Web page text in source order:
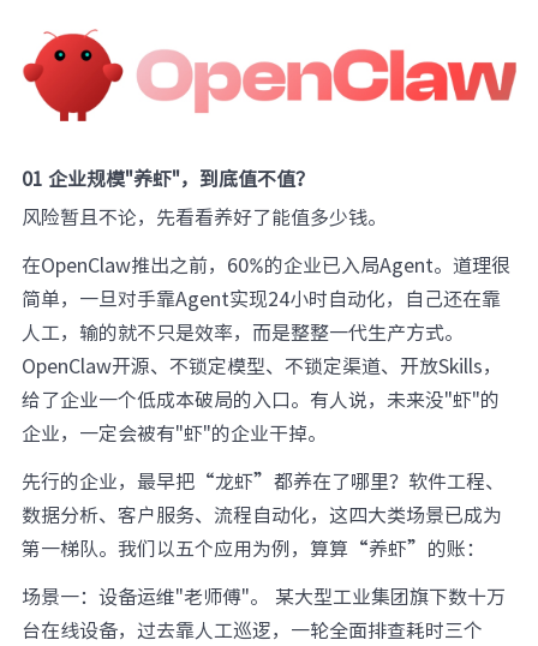
01 企业规模"养虾"，到底值不值？
风险暂且不论，先看看养好了能值多少钱。
在OpenClaw推出之前，60%的企业已入局Agent。道理很
简单，一旦对手靠Agent实现24小时自动化，自己还在靠
人工，输的就不只是效率，而是整整一代生产方式。
OpenClaw开源、不锁定模型、不锁定渠道、开放Skills，
给了企业一个低成本破局的入口。有人说，未来没"虾"的
企业，一定会被有"虾"的企业干掉。
先行的企业，最早把“龙虾”都养在了哪里？软件工程、
数据分析、客户服务、流程自动化，这四大类场景已成为
第一梯队。我们以五个应用为例，算算“养虾”的账：
场景一：设备运维"老师傅"。 某大型工业集团旗下数十万
台在线设备，过去靠人工巡逻，一轮全面排查耗时三个